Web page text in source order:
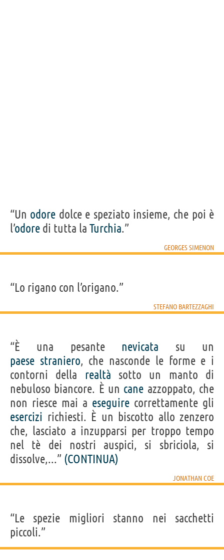
“Un odore dolce e speziato insieme, che poi è
l’odore di tutta la Turchia.”
GEORGES SIMENON
“Lo rigano con l’origano.”
STEFANO BARTEZZAGHI
“È una pesante nevicata su un
paese straniero, che nasconde le forme e i
contorni della realtà sotto un manto di
nebuloso biancore. È un cane azzoppato, che
non riesce mai a eseguire correttamente gli
esercizi richiesti. È un biscotto allo zenzero
che, lasciato a inzupparsi per troppo tempo
nel tè dei nostri auspici, si sbriciola, si
dissolve,...” (CONTINUA)
JONATHAN COE
“Le spezie migliori stanno nei sacchetti
piccoli.”